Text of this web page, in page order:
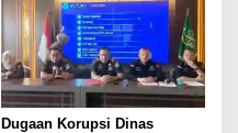
Dugaan Korupsi Dinas